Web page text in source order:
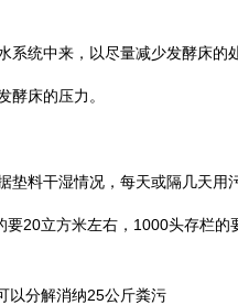
统中来，以尽量减少发酵床的
床的压力。
料干湿情况，每天或隔几天用
20立方米左右，1000头存栏的
以分解消纳25公斤粪污